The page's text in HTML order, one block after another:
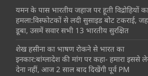
यमन के पास भारतीय जहाज पर हूती विद्रोहियों
हमला:विस्फोटकों से लदी सुसाइड बोट टकराई,
डूबा, उसमें सवार सभी 13 भारतीय सुरक्षित
शेख हसीना का भाषण रोकने से भारत का
इनकार:बांग्लादेश की मांग पर कहा- हमारा इससे
देना नहीं, आज 2 साल बाद दिखेंगी पूर्व PM